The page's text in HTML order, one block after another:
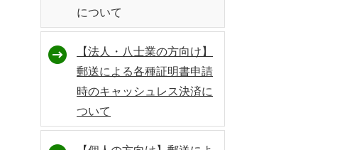
について
【法人・八士業の方向け】
郵送による各種証明書申請
時のキャッシュレス決済に
ついて